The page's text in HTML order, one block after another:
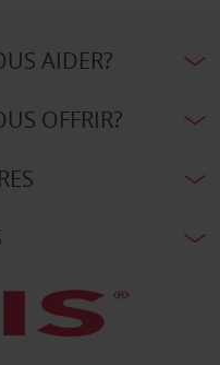
AIDER?
OFFRIR?